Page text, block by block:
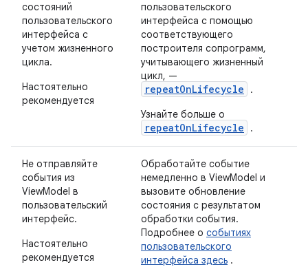
состояний
пользовательского
интерфейса с
учетом жизненного
цикла.
Настоятельно
рекомендуется
пользовательского
интерфейса с помощью
соответствующего
построителя сопрограмм,
учитывающего жизненный
цикл, —
repeatOnLifecycle
.
Узнайте больше о
repeatOnLifecycle .
Не отправляйте
события из
ViewModel в
пользовательский
интерфейс.
Настоятельно
рекомендуется
Обработайте событие
немедленно в ViewModel и
вызовите обновление
состояния с результатом
обработки события.
Подробнее о событиях
пользовательского
интерфейса здесь .